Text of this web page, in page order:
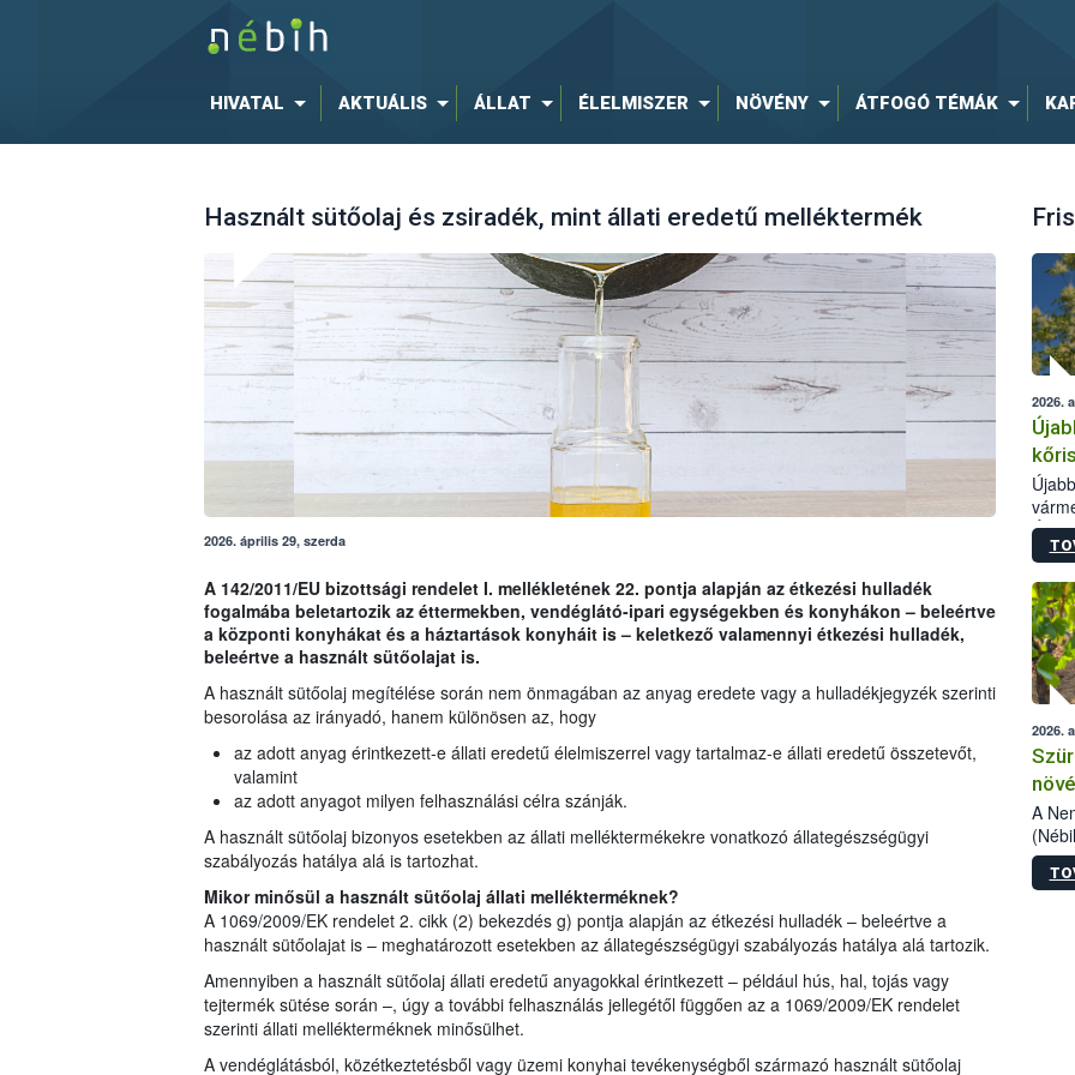
HIVATAL AKTUÁLIS ÁLLAT ÉLELMISZER NÖVÉNY ÁTFOGÓ TÉMÁK
Használt sütőolaj és zsiradék, mint állati eredetű melléktermék
2026. április 29, szerda
A 142/2011/EU bizottsági rendelet I. mellékletének 22. pontja alapján az étkezési hulladék
fogalmába beletartozik az éttermekben, vendéglátó-ipari egységekben és konyhákon – beleértve
a központi konyhákat és a háztartások konyháit is – keletkező valamennyi étkezési hulladék,
beleértve a használt sütőolajat is.
A használt sütőolaj megítélése során nem önmagában az anyag eredete vagy a hulladékjegyzék szerinti
besorolása az irányadó, hanem különösen az, hogy
az adott anyag érintkezett-e állati eredetű élelmiszerrel vagy tartalmaz-e állati eredetű összetevőt,
valamint
az adott anyagot milyen felhasználási célra szánják.
A használt sütőolaj bizonyos esetekben az állati melléktermékekre vonatkozó állategészségügyi
szabályozás hatálya alá is tartozhat.
Mikor minősül a használt sütőolaj állati mellékterméknek?
A 1069/2009/EK rendelet 2. cikk (2) bekezdés g) pontja alapján az étkezési hulladék – beleértve a
használt sütőolajat is – meghatározott esetekben az állategészségügyi szabályozás hatálya alá tartozik.
Amennyiben a használt sütőolaj állati eredetű anyagokkal érintkezett – például hús, hal, tojás vagy
tejtermék sütése során –, úgy a további felhasználás jellegétől függően az a 1069/2009/EK rendelet
szerinti állati mellékterméknek minősülhet.
A vendéglátásból, közétkeztetésből vagy üzemi konyhai tevékenységből származó használt sütőolaj
2026.
2026.
A